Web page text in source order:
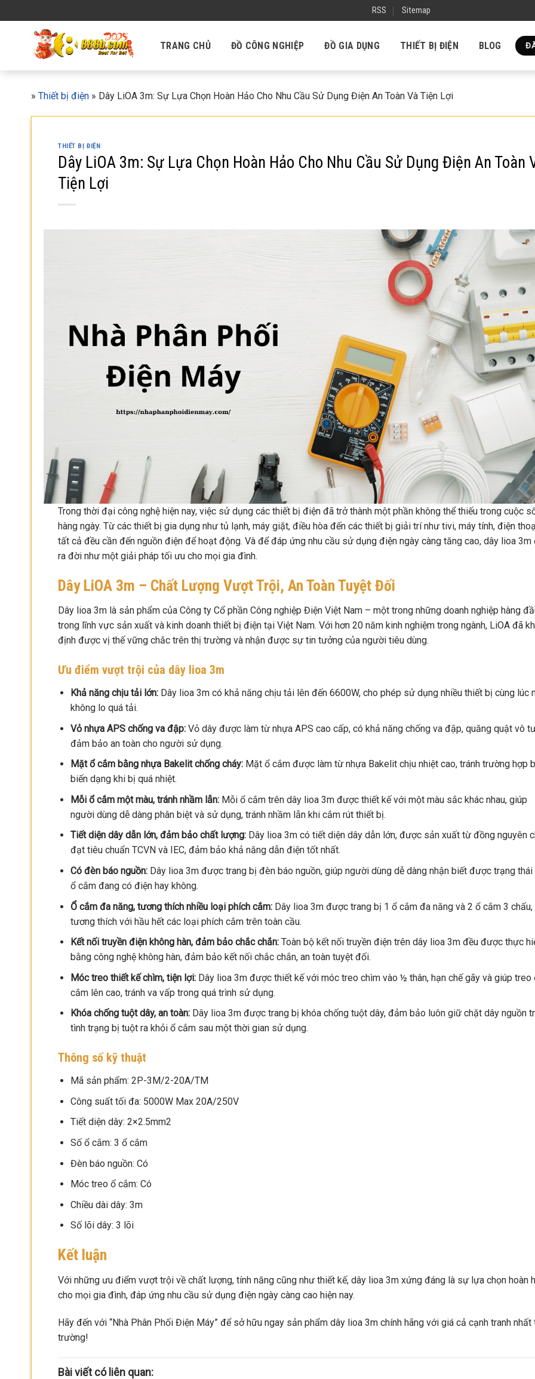
to
RSS Sitemap
TRANG CHỦ ĐỒ CÔNG NGHIỆP ĐỒ GIA DỤNG THIẾT BỊ ĐIỆN BLOG
» Thiết bị điện » Dây LiOA 3m: Sự Lựa Chọn Hoàn Hảo Cho Nhu Cầu Sử Dụng Điện An Toàn Và Tiện Lợi
THIẾT BỊ ĐIỆN
Dây LiOA 3m: Sự Lựa Chọn Hoàn Hảo Cho Nhu Cầu Sử Dụng Điện An Toàn
Tiện Lợi
Trong thời đại công nghệ hiện nay, việc sử dụng các thiết bị điện đã trở thành một phần không thể thiếu trong cuộc
hàng ngày. Từ các thiết bị gia dụng như tủ lạnh, máy giặt, điều hòa đến các thiết bị giải trí như tivi, máy tính, điện
tất cả đều cần đến nguồn điện để hoạt động. Và để đáp ứng nhu cầu sử dụng điện ngày càng tăng cao, dây lioa 3m
ra đời như một giải pháp tối ưu cho mọi gia đình.
Dây LiOA 3m – Chất Lượng Vượt Trội, An Toàn Tuyệt Đối
Dây lioa 3m là sản phẩm của Công ty Cổ phần Công nghiệp Điện Việt Nam – một trong những doanh nghiệp hàng
trong lĩnh vực sản xuất và kinh doanh thiết bị điện tại Việt Nam. Với hơn 20 năm kinh nghiệm trong ngành, LiOA đã
định được vị thế vững chắc trên thị trường và nhận được sự tin tưởng của người tiêu dùng.
Ưu điểm vượt trội của dây lioa 3m
Khả năng chịu tải lớn:Dây lioa 3m có khả năng chịu tải lên đến 6600W, cho phép sử dụng nhiều thiết bị cùng lúc
không lo quá tải.
Vỏ nhựa APS chống va đập:Vỏ dây được làm từ nhựa APS cao cấp, có khả năng chống va đập, quăng quật vô
đảm bảo an toàn cho người sử dụng.
Mặt ổ cắm bằng nhựa Bakelit chống cháy:Mặt ổ cắm được làm từ nhựa Bakelit chịu nhiệt cao, tránh trường hợp
biến dạng khi bị quá nhiệt.
Mỗi ổ cắm một màu, tránh nhầm lẫn:Mỗi ổ cắm trên dây lioa 3m được thiết kế với một màu sắc khác nhau, giúp
người dùng dễ dàng phân biệt và sử dụng, tránh nhầm lẫn khi cắm rút thiết bị.
Tiết diện dây dẫn lớn, đảm bảo chất lượng:Dây lioa 3m có tiết diện dây dẫn lớn, được sản xuất từ đồng nguyên
đạt tiêu chuẩn TCVN và IEC, đảm bảo khả năng dẫn điện tốt nhất.
Có đèn báo nguồn:Dây lioa 3m được trang bị đèn báo nguồn, giúp người dùng dễ dàng nhận biết được trạng thái
ổ cắm đang có điện hay không.
Ổ cắm đa năng, tương thích nhiều loại phích cắm:Dây lioa 3m được trang bị 1 ổ cắm đa năng và 2 ổ cắm 3 chấu,
tương thích với hầu hết các loại phích cắm trên toàn cầu.
Kết nối truyền điện không hàn, đảm bảo chắc chắn:Toàn bộ kết nối truyền điện trên dây lioa 3m đều được thực
bằng công nghệ không hàn, đảm bảo kết nối chắc chắn, an toàn tuyệt đối.
Móc treo thiết kế chìm, tiện lợi:Dây lioa 3m được thiết kế với móc treo chìm vào ½ thân, hạn chế gãy và giúp treo
cắm lên cao, tránh va vấp trong quá trình sử dụng.
Khóa chống tuột dây, an toàn:Dây lioa 3m được trang bị khóa chống tuột dây, đảm bảo luôn giữ chặt dây nguồn
tình trạng bị tuột ra khỏi ổ cắm sau một thời gian sử dụng.
Thông số kỹ thuật
Mã sản phẩm: 2P-3M/2-20A/TM
Công suất tối đa: 5000W Max 20A/250V
Tiết diện dây: 2×2.5mm2
Số ổ cắm: 3 ổ cắm
Đèn báo nguồn: Có
Móc treo ổ cắm: Có
Chiều dài dây: 3m
Số lõi dây: 3 lõi
Kết luận
Với những ưu điểm vượt trội về chất lượng, tính năng cũng như thiết kế, dây lioa 3m xứng đáng là sự lựa chọn hoàn
cho mọi gia đình, đáp ứng nhu cầu sử dụng điện ngày càng cao hiện nay.
Hãy đến với “Nhà Phân Phối Điện Máy” để sở hữu ngay sản phẩm dây lioa 3m chính hãng với giá cả cạnh tranh nhất
trường!
Bài viết có liên quan: